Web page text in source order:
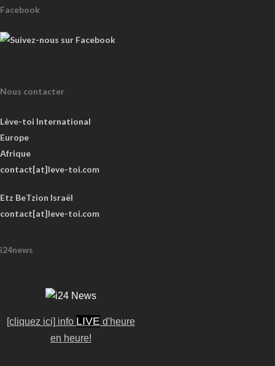
Facebook
Nous contacter
Lève-toi International
Europe
Afrique
contact[at]leve-toi.com
Etz BeTzion Israël
contact[at]leve-toi.com
i24news
[cliquez ici] info LIVE d'heure
en heure!